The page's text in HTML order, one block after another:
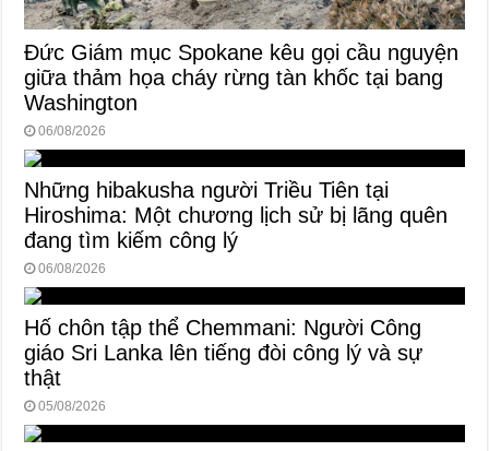
Đức Giám mục Spokane kêu gọi cầu nguyện
giữa thảm họa cháy rừng tàn khốc tại bang
Washington
06/08/2026
Những hibakusha người Triều Tiên tại
Hiroshima: Một chương lịch sử bị lãng quên
đang tìm kiếm công lý
06/08/2026
Hố chôn tập thể Chemmani: Người Công
giáo Sri Lanka lên tiếng đòi công lý và sự
thật
05/08/2026